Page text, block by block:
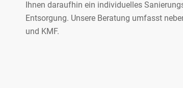
Ihnen daraufhin ein individuelles
Entsorgung. Unsere Beratung umfasst
und KMF.